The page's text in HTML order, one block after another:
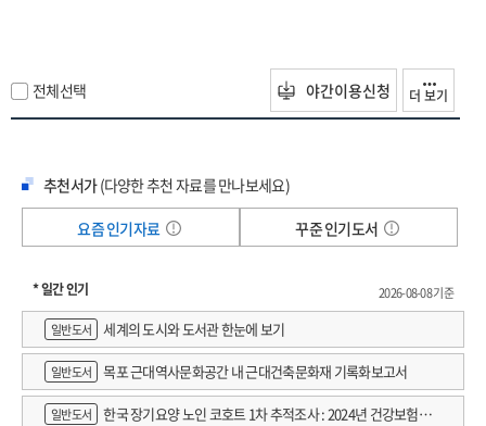
전체선택 야간이용신청 더 보기
추천서가(다양한 추천 자료를 만나보세요)
요즘 인기자료
꾸준 인기도서
* 일간 인기
2026-08-08 기준
일반도서
세계의 도시와 도서관 한눈에 보기
일반도서 목포 근대역사문화공간 내 근대건축문화재 기록화보고서
일반도서
한국 장기요양 노인 코호트 1차 추적조사 : 2024년 건강보험연